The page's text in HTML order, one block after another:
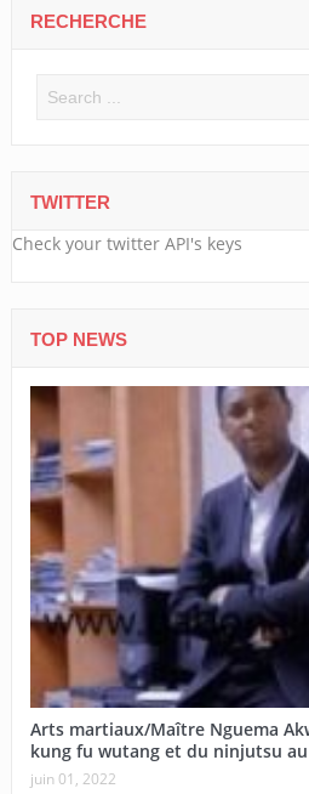
RECHERCHE
TWITTER
Check your twitter API's keys
TOP NEWS
Arts martiaux/Maître Nguema
kung fu wutang et du ninjutsu au
juin 01, 2022